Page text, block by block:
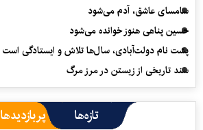
سامسای عاشق، آدم می‌شود
حسین پناهی هنوز خوانده می‌شود
پشت نام دولت‌آبادی، سال‌ها تلاش و ایستادگی است
سند تاریخی از زیستن در مرز مرگ
تازه‌ها پربازدیدها